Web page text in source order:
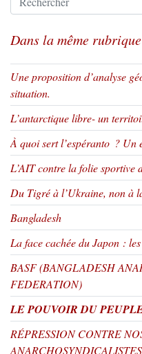
Dans la même rubrique
Une proposition d’analyse
situation.
L’antarctique libre- un
À quoi sert l’espéranto ? Un
L’AIT contre la folie sportive
Du Tigré à l’Ukraine, non à
Bangladesh
La face cachée du Japon :
BASF (BANGLADESH
FEDERATION)
LE POUVOIR DU
RÉPRESSION CONTRE
ANARCHOSYNDICALISTES